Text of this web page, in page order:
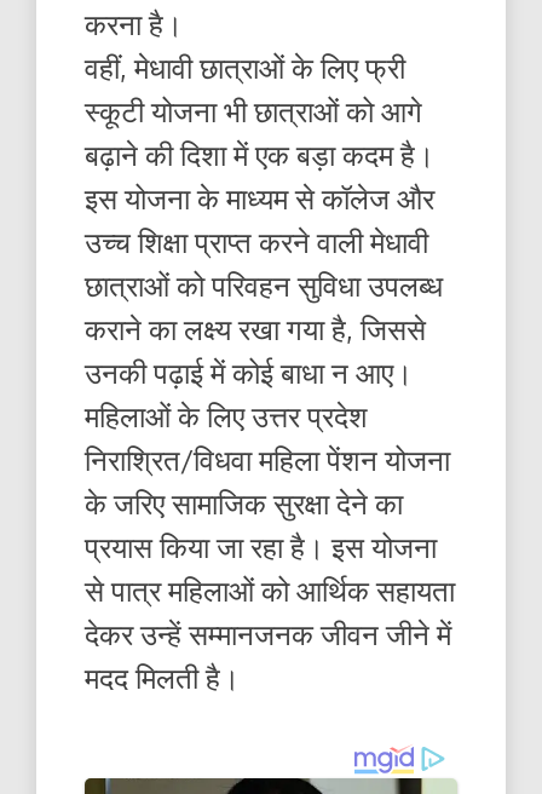
करना है।
वहीं, मेधावी छात्राओं के लिए फ्री
स्कूटी योजना भी छात्राओं को आगे
बढ़ाने की दिशा में एक बड़ा कदम है।
इस योजना के माध्यम से कॉलेज और
उच्च शिक्षा प्राप्त करने वाली मेधावी
छात्राओं को परिवहन सुविधा उपलब्ध
कराने का लक्ष्य रखा गया है, जिससे
उनकी पढ़ाई में कोई बाधा न आए।
महिलाओं के लिए उत्तर प्रदेश
निराश्रित/विधवा महिला पेंशन योजना
के जरिए सामाजिक सुरक्षा देने का
प्रयास किया जा रहा है। इस योजना
से पात्र महिलाओं को आर्थिक सहायता
देकर उन्हें सम्मानजनक जीवन जीने में
मदद मिलती है।